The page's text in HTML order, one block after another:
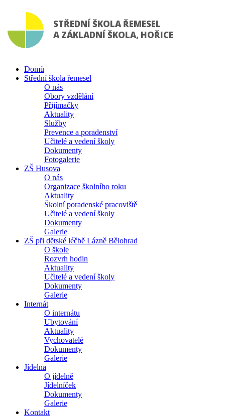
STŘEDNÍ ŠKOLA ŘEMESEL
A ZÁKLADNÍ ŠKOLA, HOŘICE
Domů
Střední škola řemesel
O nás
Obory vzdělání
Přijímačky
Aktuality
Služby
Prevence a poradenství
Učitelé a vedení školy
Dokumenty
Fotogalerie
ZŠ Husova
O nás
Organizace školního roku
Aktuality
Školní poradenské pracoviště
Učitelé a vedení školy
Dokumenty
Galerie
ZŠ při dětské léčbě Lázně Bělohrad
O škole
Rozvrh hodin
Aktuality
Učitelé a vedení školy
Dokumenty
Galerie
Internát
O internátu
Ubytování
Aktuality
Vychovatelé
Dokumenty
Galerie
Jídelna
O jídelně
Jídelníček
Dokumenty
Galerie
Kontakt